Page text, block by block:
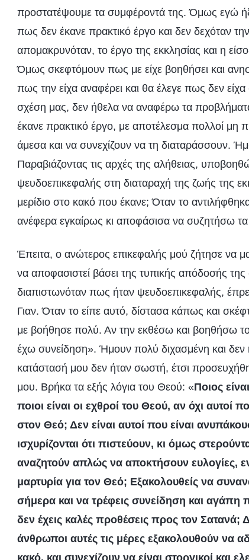
προστατέψουμε τα συμφέροντά της. Όμως εγώ
πως δεν έκανε πρακτικό έργο και δεν δεχόταν
απομακρυνόταν, το έργο της εκκλησίας και η
Όμως σκεφτόμουν πως με είχε βοηθήσει και
πως την είχα αναφέρει και θα έλεγε πως δεν
σχέση μας, δεν ήθελα να αναφέρω τα
έκανε πρακτικό έργο, με αποτέλεσμα πολλοί μη
άμεσα και να συνεχίζουν να τη διαταράσσουν.
Παραβιάζοντας τις αρχές της αλήθειας,
ψευδοεπικεφαλής στη διαταραχή της ζωής της
μερίδιο στο κακό που έκανε; Όταν το
ανέφερα εγκαίρως κι αποφάσισα να συζητήσω
Έπειτα, ο ανώτερος επικεφαλής μού ζήτησε να
να αποφασιστεί βάσει της τυπικής απόδοσής
διαπιστωνόταν πως ήταν ψευδοεπικεφαλής,
Γιαν. Όταν το είπε αυτό, δίστασα κάπως και
με βοήθησε πολύ. Αν την εκθέσω και βοηθήσω
έχω συνείδηση». Ήμουν πολύ διχασμένη και
κατάστασή μου δεν ήταν σωστή, έτσι
μου. Βρήκα τα εξής λόγια του Θεού: «Ποιος
ποιοι είναι οι εχθροί του Θεού, αν όχι αυτοί
στον Θεό; Δεν είναι αυτοί που είναι
ισχυρίζονται ότι πιστεύουν, κι όμως
αναζητούν απλώς να αποκτήσουν ευλογίες,
μαρτυρία για τον Θεό; Εξακολουθείς να
σήμερα και να τρέφεις συνείδηση και
δεν έχεις καλές προθέσεις προς τον Σατανά;
άνθρωποι αυτές τις μέρες εξακολουθούν να
κακό, και συνεχίζουν να είναι στοργικοί